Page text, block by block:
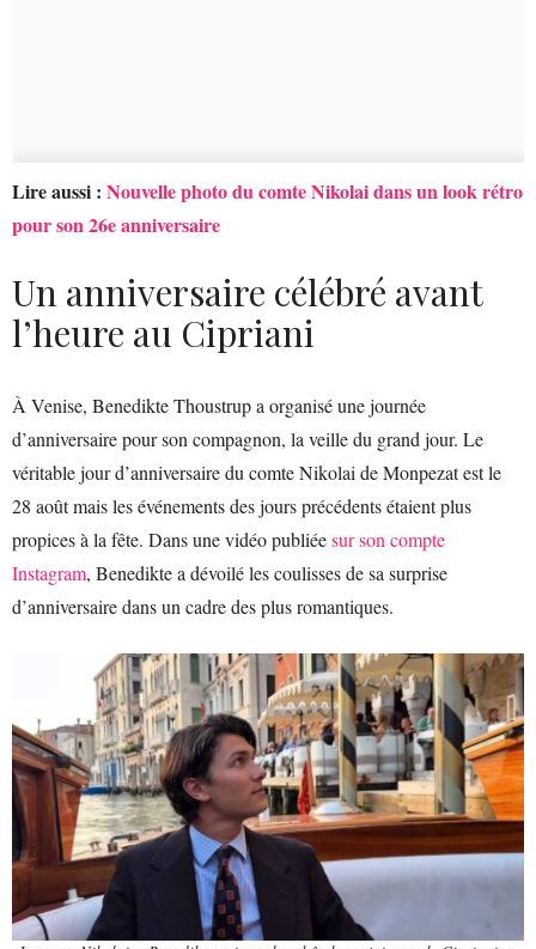
Lire aussi : Nouvelle photo du comte Nikolai dans un look rétro
pour son 26e anniversaire
Un anniversaire célébré avant
l’heure au Cipriani
À Venise, Benedikte Thoustrup a organisé une journée
d’anniversaire pour son compagnon, la veille du grand jour. Le
véritable jour d’anniversaire du comte Nikolai de Monpezat est le
28 août mais les événements des jours précédents étaient plus
propices à la fête. Dans une vidéo publiéesur son compte
Instagram, Benedikte a dévoilé les coulisses de sa surprise
d’anniversaire dans un cadre des plus romantiques.